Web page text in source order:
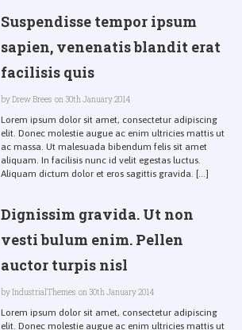
Suspendisse tempor ipsum
sapien, venenatis blandit erat
facilisis quis
byDrew Brees on 30th January 2014
Lorem ipsum dolor sit amet, consectetur adipiscing
elit. Donec molestie augue ac enim ultricies mattis ut
ac massa. Ut malesuada bibendum felis sit amet
aliquam. In facilisis nunc id velit egestas luctus.
Aliquam dictum dolor et eros sagittis gravida. [...]
Dignissim gravida. Ut non
vesti bulum enim. Pellen
auctor turpis nisl
byIndustrialThemes on 30th January 2014
Lorem ipsum dolor sit amet, consectetur adipiscing
elit. Donec molestie augue ac enim ultricies mattis ut